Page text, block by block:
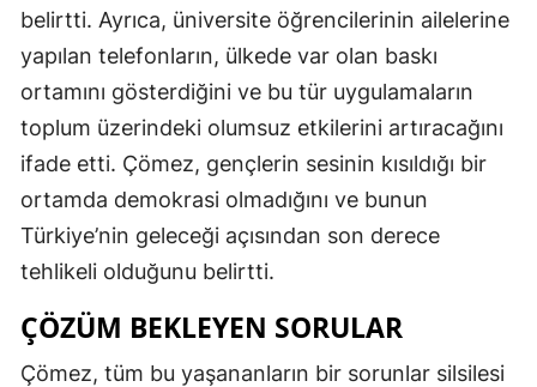
belirtti. Ayrıca, üniversite öğrencilerinin ailelerine
yapılan telefonların, ülkede var olan baskı
ortamını gösterdiğini ve bu tür uygulamaların
toplum üzerindeki olumsuz etkilerini artıracağını
ifade etti. Çömez, gençlerin sesinin kısıldığı bir
ortamda demokrasi olmadığını ve bunun
Türkiye’nin geleceği açısından son derece
tehlikeli olduğunu belirtti.
ÇÖZÜM BEKLEYEN SORULAR
Çömez, tüm bu yaşananların bir sorunlar silsilesi